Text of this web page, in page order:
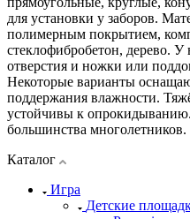
для установки у заборов.
полимерным покрытием,
стеклофибробетон, дерево.
отверстия и ножки или
Некоторые варианты
поддержания влажности.
устойчивы к
большинства многолетников.
Каталог
Игра
Детские